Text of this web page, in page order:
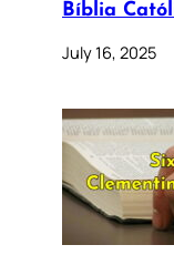
Bíblia
July 16, 2025